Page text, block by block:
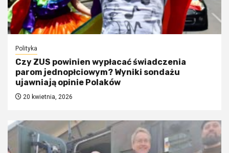
Polityka
Czy ZUS powinien wypłacać świadczenia
parom jednopłciowym? Wyniki sondażu
ujawniają opinie Polaków
20 kwietnia, 2026